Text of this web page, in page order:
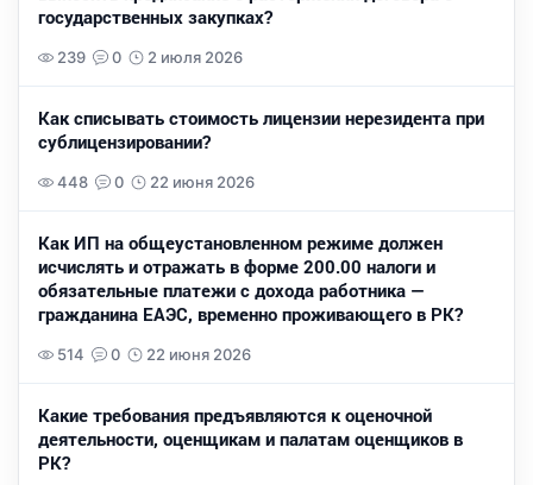
государственных закупках?
239 0 2 июля 2026
Как списывать стоимость лицензии нерезидента при
сублицензировании?
448 0 22 июня 2026
Как ИП на общеустановленном режиме должен
исчислять и отражать в форме 200.00 налоги и
обязательные платежи с дохода работника —
гражданина ЕАЭС, временно проживающего в РК?
514 0 22 июня 2026
Какие требования предъявляются к оценочной
деятельности, оценщикам и палатам оценщиков в
РК?